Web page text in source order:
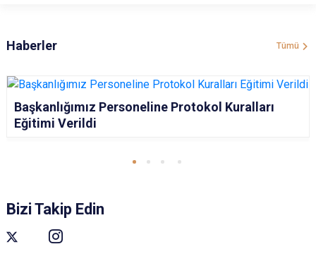
Haberler Tümü
Başkanlığımız Personeline Protokol Kuralları
Eğitimi Verildi
Bizi Takip Edin